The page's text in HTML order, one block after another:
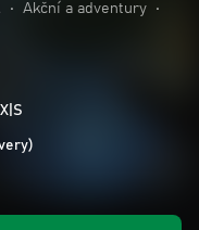
• Akční a adventury
•